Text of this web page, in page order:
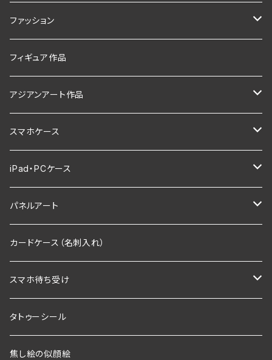
ファッション
Tシャツ
ストール
アクセ
ピアス
リング
バッグ
財布
フィギュア作品
アジアンアート作品
ロータス
ガネーシャ
プルメリア
海
ホヌ（ウミガメ）
アジアンフラワー
七福神
スマホケース
アジアン
ガネーシャ
アニマルデザイン
グリップケース
スマホリング
iPad・PCケース
iPadケース
パネルアート
F0サイズ
SMサイズ
F3
F4
カードケース（名刺入れ）
スマホ待ち受け
毘沙門天
タトゥーシール
焦し絵の似顔絵